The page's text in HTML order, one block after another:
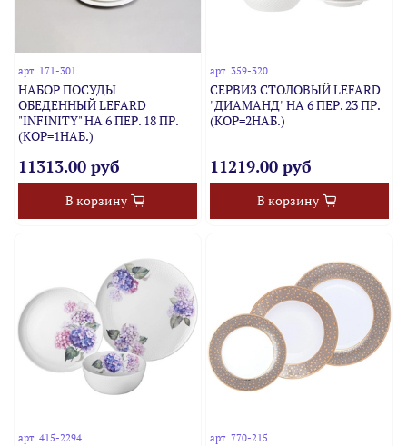
арт. 171-301
НАБОР ПОСУДЫ
ОБЕДЕННЫЙ LEFARD
"INFINITY" НА 6 ПЕР. 18 ПР.
(КОР=1НАБ.)
11313.00 руб
В корзину
арт. 359-320
СЕРВИЗ СТОЛОВЫЙ LEFARD
"ДИАМАНД" НА 6 ПЕР. 23 ПР.
(КОР=2НАБ.)
11219.00 руб
В корзину
арт.415-2294 арт. 770-215